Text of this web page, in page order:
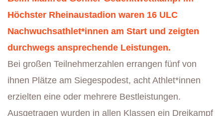
Höchster Rheinaustadion waren 16 ULC
Nachwuchsathlet*innen am Start und zeigten
durchwegs ansprechende Leistungen.
Bei großen Teilnehmerzahlen errangen fünf von
ihnen Plätze am Siegespodest, acht Athlet*innen
erzielten eine oder mehrere Bestleistungen.
Ausgetragen wurden in allen Klassen ein Dreikampf